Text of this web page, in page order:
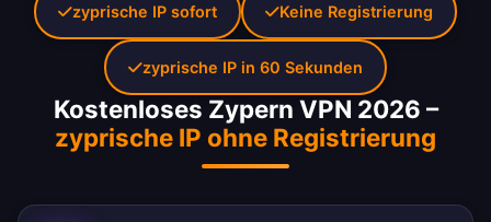
Kostenloses Zypern VPN 2026 –
zyprische IP ohne Registrierung
zyprische IP sofort Keine Registrierung
zyprische IP in 60 Sekunden